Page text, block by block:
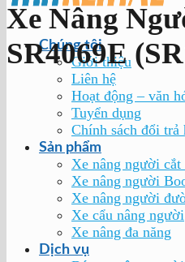
Chúng tôi
Giới thiệu
Liên hệ
Hoạt động – văn
Tuyển dụng
Chính sách đổi trả
Sản phẩm
Xe nâng người cắt
Xe nâng người
Xe nâng người
Xe cẩu nâng người
Xe nâng đa năng
Dịch vụ
Xe Nâng
SR4069E